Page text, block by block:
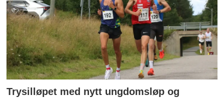
Trysilløpet med nytt ungdomsløp og